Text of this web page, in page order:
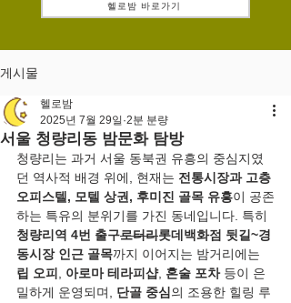
헬로밤 바로가기
게시물
서울 청량리동 밤문화 탐방
헬로밤
2025년 7월 29일 2분 분량
청량리는 과거 서울 동북권 유흥의 중심지였
던 역사적 배경 위에, 현재는 전통시장과 고층
오피스텔, 모텔 상권, 후미진 골목 유흥이 공존
하는 특유의 분위기를 가진 동네입니다. 특히
청량리역 4번 출구로터리롯데백화점 뒷길~경
동시장 인근 골목까지 이어지는 밤거리에는
립 오피
아로마 테라피샵, 혼술 포차 등이 은
밀하게 운영되며, 단골 중심의 조용한 힐링 루